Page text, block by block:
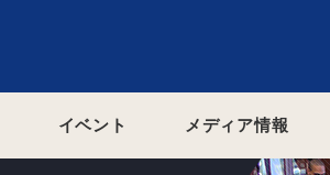
イベント メディア情報